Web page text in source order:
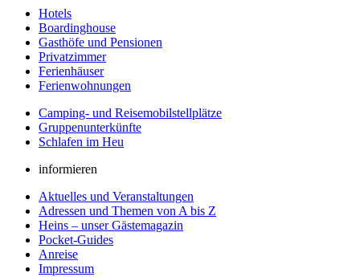
Hotels
Boardinghouse
Gasthöfe und Pensionen
Privatzimmer
Ferienhäuser
Ferienwohnungen
Camping- und Reisemobilstellplätze
Gruppenunterkünfte
Schlafen im Heu
informieren
Aktuelles und Veranstaltungen
Adressen und Themen von A bis Z
Heins – unser Gästemagazin
Pocket-Guides
Anreise
Impressum